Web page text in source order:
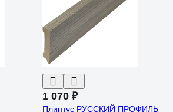
1 070 ₽
Плинтус РУССКИЙ ПРОФИЛЬ